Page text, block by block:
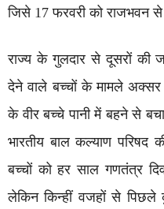
जिसे 17 फरवरी को राजभवन
राज्य के गुलदार से दूसरों की
देने वाले बच्चों के मामले
के वीर बच्चे पानी में बहने से
भारतीय बाल कल्याण परिषद
बच्चों को हर साल गणतंत्र
लेकिन किन्हीं वजहों से पिछले